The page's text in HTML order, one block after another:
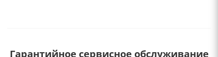
Гарантийное сервисное обслуживание